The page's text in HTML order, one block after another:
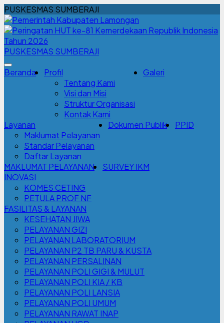
PUSKESMAS SUMBERAJI
PUSKESMAS SUMBERAJI
Beranda
Profil
Tentang Kami
Visi dan Misi
Struktur Organisasi
Kontak Kami
Galeri
Layanan
Maklumat Pelayanan
Standar Pelayanan
Daftar Layanan
Dokumen Publik PPID
MAKLUMAT PELAYANAN
SURVEY IKM
INOVASI
KOMES CETING
PETULA PROF NF
FASILITAS & LAYANAN
KESEHATAN JIWA
PELAYANAN GIZI
PELAYANAN LABORATORIUM
PELAYANAN P2 TB PARU & KUSTA
PELAYANAN PERSALINAN
PELAYANAN POLI GIGI & MULUT
PELAYANAN POLI KIA / KB
PELAYANAN POLI LANSIA
PELAYANAN POLI UMUM
PELAYANAN RAWAT INAP